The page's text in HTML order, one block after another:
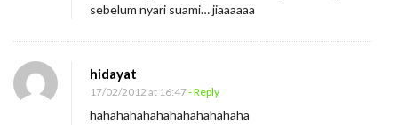
sebelum nyari suami… jiaaaaaa
hidayat
17/02/2012 at 16:47- Reply
hahahahahahahahahahahaha